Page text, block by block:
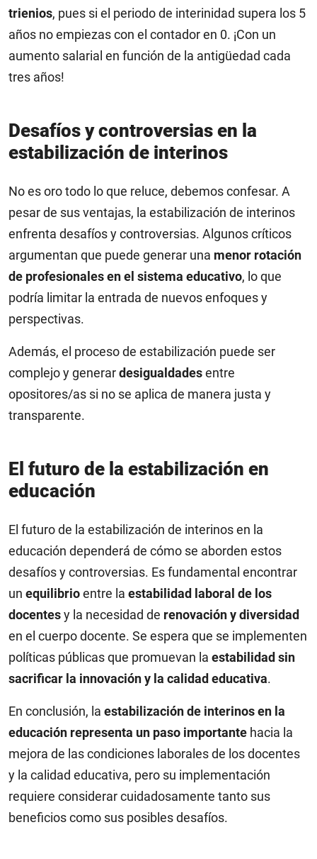
trienios, pues si el periodo de interinidad supera los 5
años no empiezas con el contador en 0. ¡Con un
aumento salarial en función de la antigüedad cada
tres años!
Desafíos y controversias en la
estabilización de interinos
No es oro todo lo que reluce, debemos confesar. A
pesar de sus ventajas, la estabilización de interinos
enfrenta desafíos y controversias. Algunos críticos
argumentan que puede generar una menor rotación
de profesionales en el sistema educativo, lo que
podría limitar la entrada de nuevos enfoques y
perspectivas.
Además, el proceso de estabilización puede ser
complejo y generardesigualdadesentre
opositores/as si no se aplica de manera justa y
transparente.
El futuro de la estabilización en
educación
El futuro de la estabilización de interinos en la
educación dependerá de cómo se aborden estos
desafíos y controversias. Es fundamental encontrar
un equilibrioentre la estabilidad laboral de los
docentesy la necesidad de renovación y diversidad
en el cuerpo docente. Se espera que se implementen
políticas públicas que promuevan la estabilidad sin
sacrificar la innovación y la calidad educativa.
En conclusión, la estabilización de interinos en la
educación representa un paso importante hacia la
mejora de las condiciones laborales de los docentes
y la calidad educativa, pero su implementación
requiere considerar cuidadosamente tanto sus
beneficios como sus posibles desafíos.